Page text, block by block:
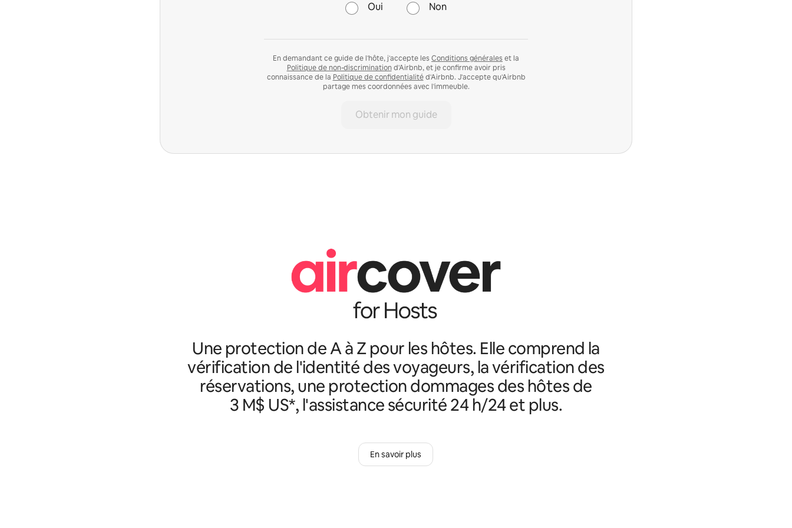
Oui Non
En demandant ce guide de l'hôte, j'accepte les Conditions générales et la
Politique de non-discrimination d'Airbnb, et je confirme avoir pris
connaissance de la Politique de confidentialitéd'Airbnb. J'accepte qu'Airbnb
partage mes coordonnées avec l'immeuble.
Obtenir mon guide
Une protection de A à Z pour les hôtes. Elle comprend la
vérification de l'identité des voyageurs, la vérification des
réservations, une protection dommages des hôtes de
3 M$ US*, l'assistance sécurité 24 h/24 et plus.
En savoir plus